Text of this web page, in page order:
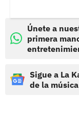
Únete a
primera
Sigue a La
de la música